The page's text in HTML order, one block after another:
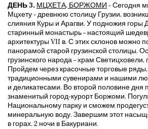
ДЕНЬ 3. МЦХЕТА, БОРЖОМИ - Сегодня
Мцхету - древнюю столицу Грузии,
слияния Куры и Арагви. У подножия горы
старинный монастырь – настоящий
архитектуры VII в. С этих склонов можно
панорамой старой грузинской столицы.
грузинского народа – храм
Пройдем через красочные торговые
традиционными сувенирами и нашими
и деликатесами. Во второй половине дня
знаменитый город-курорт Боржоми.
Национальному парку и сможем
минеральную воду. Завершим этот
в горах. 2 ночи в Бакуриани.